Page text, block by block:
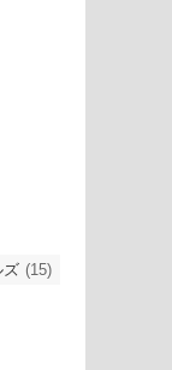
ズ (15)